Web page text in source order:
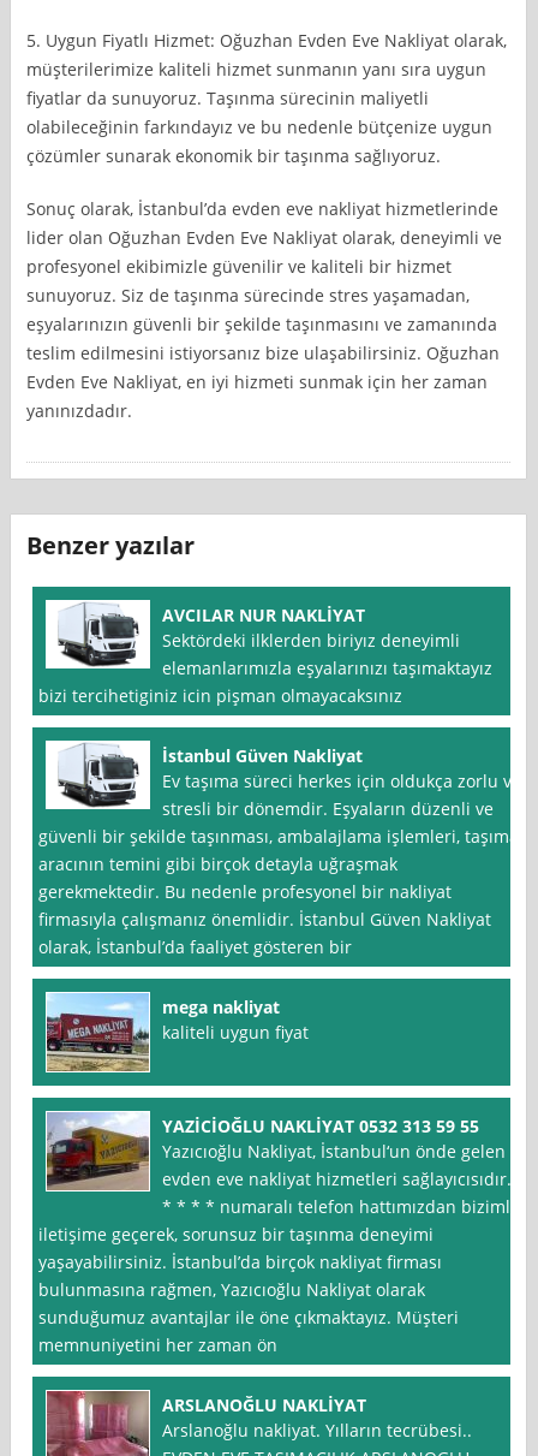
5. Uygun Fiyatlı Hizmet: Oğuzhan Evden Eve Nakliyat olarak,
müşterilerimize kaliteli hizmet sunmanın yanı sıra uygun
fiyatlar da sunuyoruz. Taşınma sürecinin maliyetli
olabileceğinin farkındayız ve bu nedenle bütçenize uygun
çözümler sunarak ekonomik bir taşınma sağlıyoruz.
Sonuç olarak, İstanbul’da evden eve nakliyat hizmetlerinde
lider olan Oğuzhan Evden Eve Nakliyat olarak, deneyimli ve
profesyonel ekibimizle güvenilir ve kaliteli bir hizmet
sunuyoruz. Siz de taşınma sürecinde stres yaşamadan,
eşyalarınızın güvenli bir şekilde taşınmasını ve zamanında
teslim edilmesini istiyorsanız bize ulaşabilirsiniz. Oğuzhan
Evden Eve Nakliyat, en iyi hizmeti sunmak için her zaman
yanınızdadır.
Benzer yazılar
AVCILAR NUR NAKLİYAT
Sektördeki ilklerden biriyız deneyimli
elemanlarımızla eşyalarınızı taşımaktayız
bizi tercihetiginiz icin pişman olmayacaksınız
İstanbul Güven Nakliyat
Ev taşıma süreci herkes için oldukça zorlu ve
stresli bir dönemdir. Eşyaların düzenli ve
güvenli bir şekilde taşınması, ambalajlama işlemleri, taşıma
aracının temini gibi birçok detayla uğraşmak
gerekmektedir. Bu nedenle profesyonel bir nakliyat
firmasıyla çalışmanız önemlidir. İstanbul Güven Nakliyat
olarak, İstanbul’da faaliyet gösteren bir
mega nakliyat
kaliteli uygun fiyat
YAZİCİOĞLU NAKLİYAT 0532 313 59 55
Yazıcıoğlu Nakliyat, İstanbul‘un önde gelen
evden eve nakliyat hizmetleri sağlayıcısıdır.
* * * * numaralı telefon hattımızdan bizimle
iletişime geçerek, sorunsuz bir taşınma deneyimi
yaşayabilirsiniz. İstanbul’da birçok nakliyat firması
bulunmasına rağmen, Yazıcıoğlu Nakliyat olarak
sunduğumuz avantajlar ile öne çıkmaktayız. Müşteri
memnuniyetini her zaman ön
ARSLANOĞLU NAKLİYAT
Arslanoğlu nakliyat. Yılların tecrübesi..